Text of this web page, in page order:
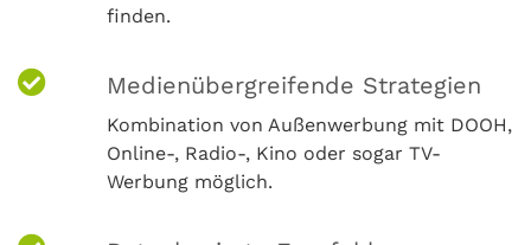
finden.
Medienübergreifende Strategien
Kombination von Außenwerbung mit DOOH,
Online-, Radio-, Kino oder sogar TV-
Werbung möglich.